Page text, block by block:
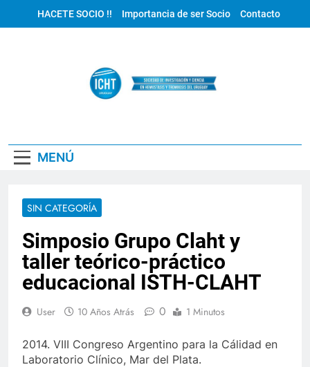
HACETE SOCIO !! Importancia de ser Socio Contacto
MENÚ
SIN CATEGORÍA
Simposio Grupo Claht y
taller teórico-práctico
educacional ISTH-CLAHT
User 10 Años Atrás 0 1 Minutos
2014. VIII Congreso Argentino para la Cálidad en
Laboratorio Clínico, Mar del Plata.